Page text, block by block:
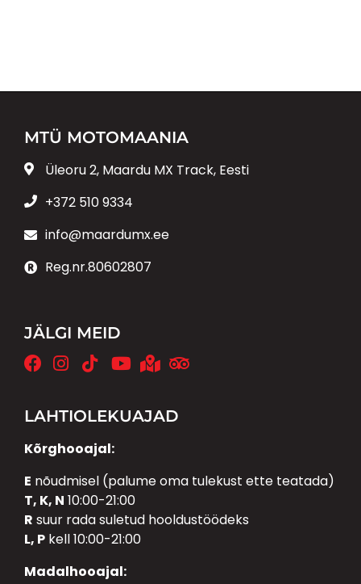
MTÜ MOTOMAANIA
Üleoru 2, Maardu MX Track, Eesti
+372 510 9334
info@maardumx.ee
Reg.nr.80602807
JÄLGI MEID
LAHTIOLEKUAJAD
Kõrghooajal:
E nõudmisel (palume oma tulekust ette teatada)
T, K, N 10:00-21:00
R suur rada suletud hooldustöödeks
L, P kell 10:00-21:00
Madalhooajal: